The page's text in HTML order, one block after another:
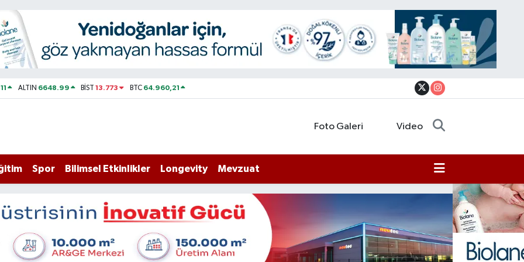
ALTIN 6648.99 BİST13.773 BTC 64.960,21
Foto Galeri Video
Spor Bilimsel Etkinlikler Longevity Mevzuat